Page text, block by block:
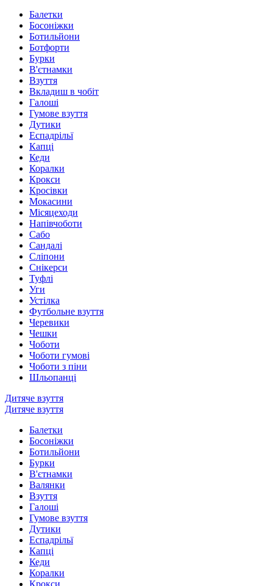
Балетки
Босоніжки
Ботильйони
Ботфорти
Бурки
В'єтнамки
Взуття
Вкладиш в чобіт
Галоші
Гумове взуття
Дутики
Еспадрільї
Капці
Кеди
Коралки
Крокси
Кросівки
Мокасини
Місяцеходи
Напівчоботи
Сабо
Сандалі
Сліпони
Снікерси
Туфлі
Уги
Устілка
Футбольне взуття
Черевики
Чешки
Чоботи
Чоботи гумові
Чоботи з піни
Шльопанці
Дитяче взуття
Дитяче взуття
Балетки
Босоніжки
Ботильйони
Бурки
В'єтнамки
Валянки
Взуття
Галоші
Гумове взуття
Дутики
Еспадрільї
Капці
Кеди
Коралки